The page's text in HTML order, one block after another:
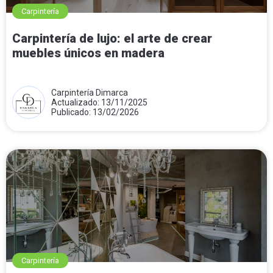
Carpintería
Carpintería de lujo: el arte de crear
muebles únicos en madera
Carpintería Dimarca
Actualizado: 13/11/2025
Publicado: 13/02/2026
Carpintería